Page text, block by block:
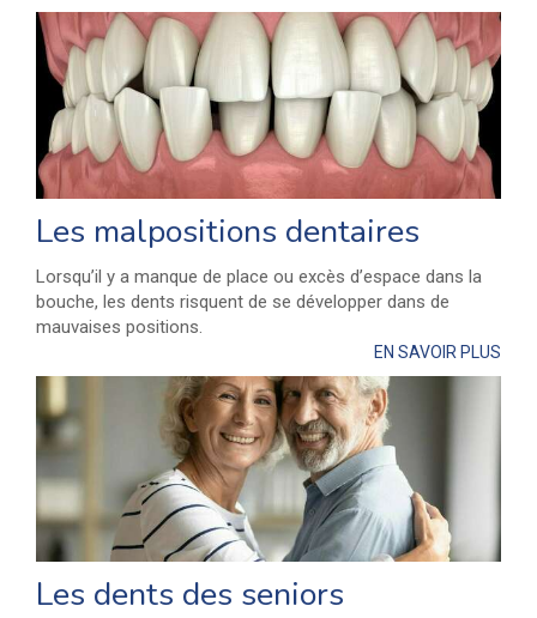
Les malpositions dentaires
Lorsqu’il y a manque de place ou excès d’espace dans la
bouche, les dents risquent de se développer dans de
mauvaises positions.
EN SAVOIR PLUS
Les dents des seniors